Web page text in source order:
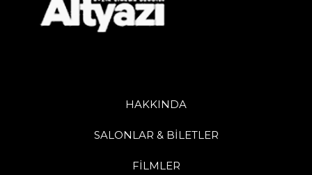
HAKKINDA
SALONLAR & BİLETLER
FİLMLER